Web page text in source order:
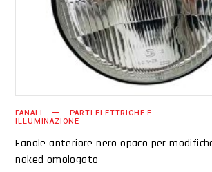
FANALI PARTI ELETTRICHE E
ILLUMINAZIONE
Fanale anteriore nero opaco per
naked omologato